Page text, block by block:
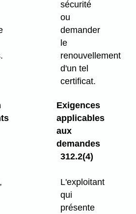
sécurité
ou
demander
le
renouvellement
d'un tel
certificat.
Exigences
applicables
aux
demandes
312.2(4)
L'exploitant
qui
présente